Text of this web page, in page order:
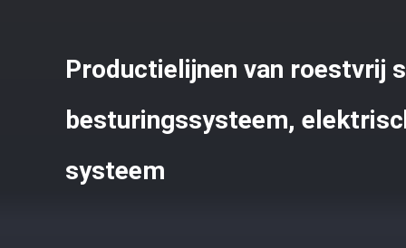
Productielijnen van roestvrij
besturingssysteem,
systeem